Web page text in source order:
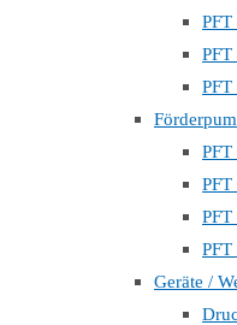
PFT
PFT
Geräte /